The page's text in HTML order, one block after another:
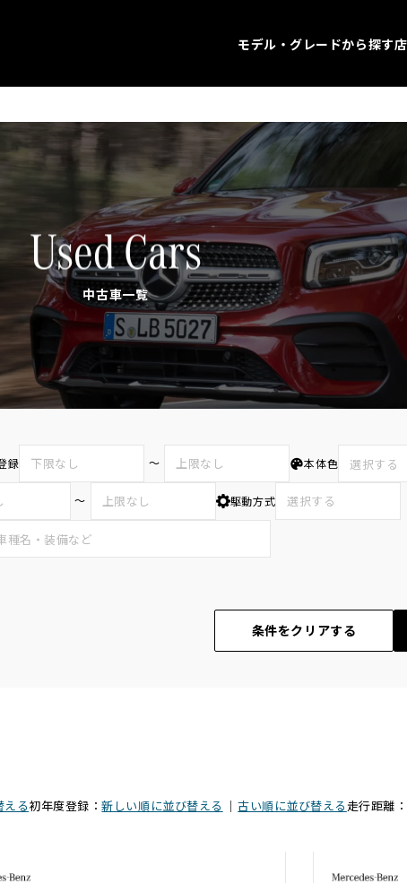
モデル・グレードから探す
検索
Used Cars
中古車一覧
録 〜 本体色 選択する
〜
駆動方式
条件をクリアする
える初年度登録：新しい順に並び替える ｜ 古い順に並び替える走行距離：